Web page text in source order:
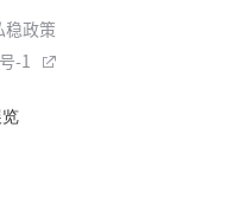
稳政策
-1